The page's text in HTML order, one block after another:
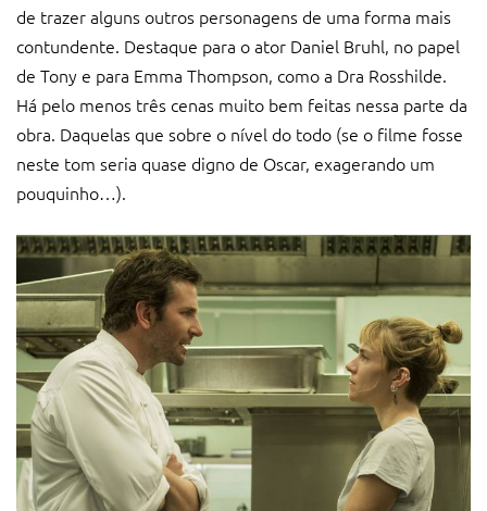
de trazer alguns outros personagens de uma forma mais
contundente. Destaque para o ator Daniel Bruhl, no papel
de Tony e para Emma Thompson, como a Dra Rosshilde.
Há pelo menos três cenas muito bem feitas nessa parte da
obra. Daquelas que sobre o nível do todo (se o filme fosse
neste tom seria quase digno de Oscar, exagerando um
pouquinho…).